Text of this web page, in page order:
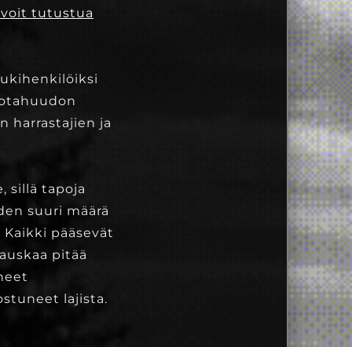
tutustua
harrastajien ja
sillä tapoja
suuri määrä
pääsevät
pitää
lajista.